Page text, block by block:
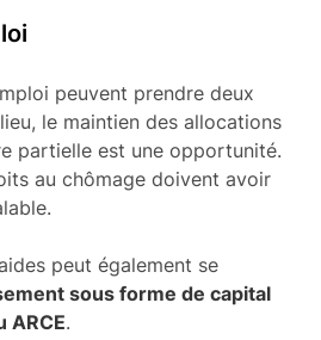
peuvent prendre deux
le maintien des allocations
partielle est une opportunité.
au chômage doivent avoir
peut également se
sous forme de capital
ARCE.